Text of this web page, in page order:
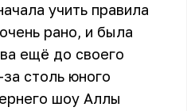
учить правила
рано, и была
ещё до своего
столь юного
шоу Аллы